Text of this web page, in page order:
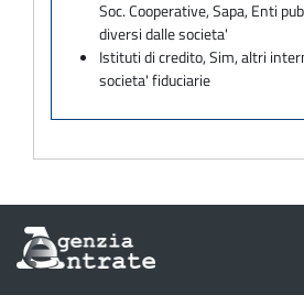
Soc. Cooperative, Sapa, Enti
diversi dalle societa'
Istituti di credito, Sim, altri
societa' fiduciarie
Informazioni
sul